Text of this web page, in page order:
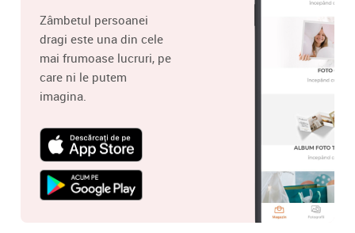
Zâmbetul persoanei
dragi este una din cele
mai frumoase lucruri, pe
care ni le putem
imagina.